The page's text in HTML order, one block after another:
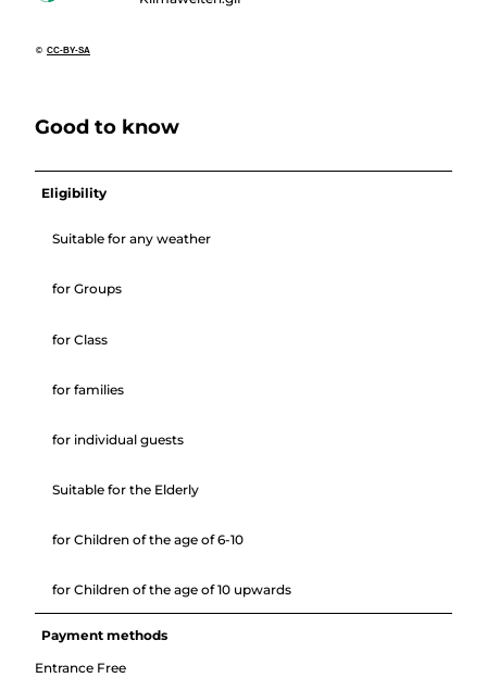
© CC-BY-SA
Good to know
Eligibility
Suitable for any weather
for Groups
for Class
for families
for individual guests
Suitable for the Elderly
for Children of the age of 6-10
for Children of the age of 10 upwards
Payment methods
Entrance Free